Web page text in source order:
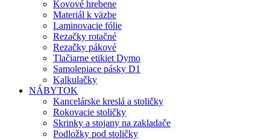
Kovové hrebene
Materiál k väzbe
Laminovacie fólie
Rezačky rotačné
Rezačky pákové
Tlačiarne etikiet Dymo
Samolepiace pásky D1
Kalkulačky
NÁBYTOK
Kancelárske kreslá a stoličky
Rokovacie stoličky
Skrinky a stojany na zakladače
Podložky pod stoličky